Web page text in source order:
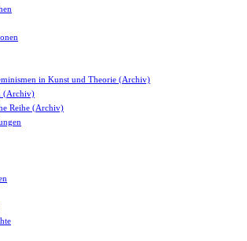
in Kunst und Theorie (Archiv)
(Archiv)
Reihe (Archiv)